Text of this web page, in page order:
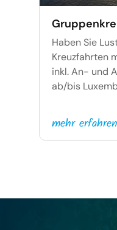
Haben Sie
Kreuzfahrten
inkl. An- und
ab/bis
mehr erfahren